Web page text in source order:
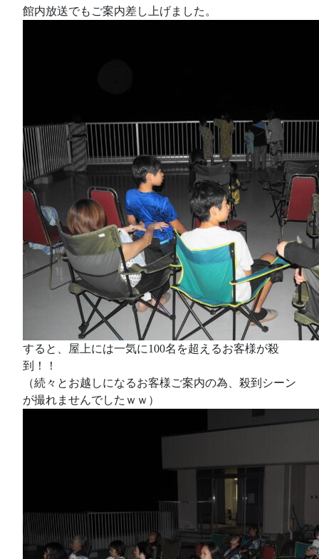
館内放送でもご案内差し上げました。
すると、屋上には一気に100名を超えるお客様が殺
到！！
（続々とお越しになるお客様ご案内の為、殺到シーン
が撮れませんでしたｗｗ）